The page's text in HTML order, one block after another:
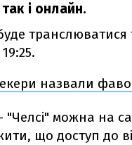
і онлайн.
транслюватися
назвали
можна на
що доступ до